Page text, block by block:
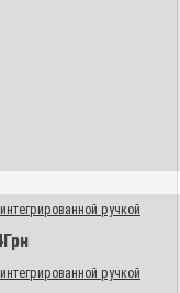
ручкой
ручкой